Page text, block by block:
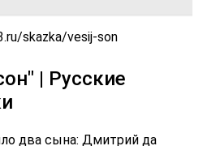
skazka/vesij-son
| Русские
два сына: Дмитрий да